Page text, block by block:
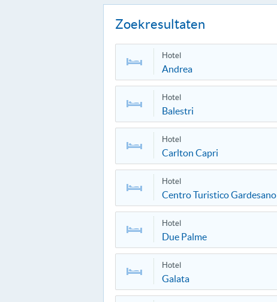
Zoekresultaten
Hotel
Andrea
Hotel
Balestri
Hotel
Carlton Capri
Hotel
Centro Turistico Gardesano
Hotel
Due Palme
Hotel
Galata